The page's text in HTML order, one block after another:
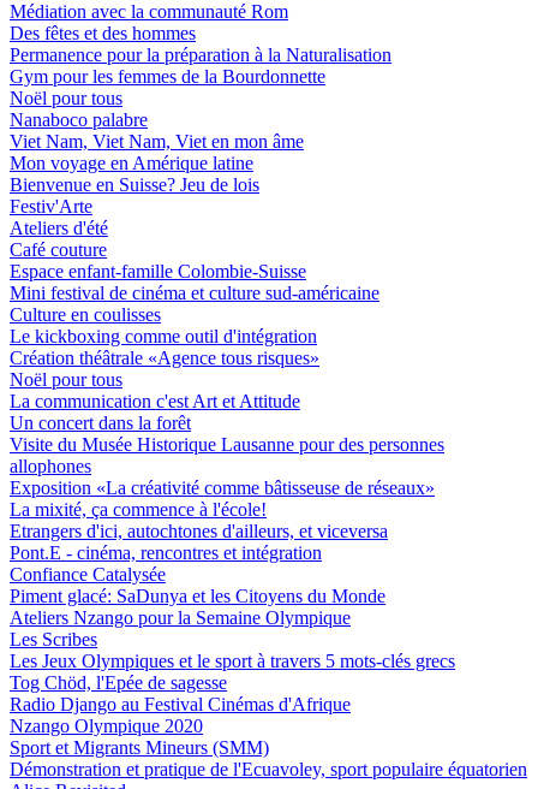
Médiation avec la communauté Rom
Des fêtes et des hommes
Permanence pour la préparation à la Naturalisation
Gym pour les femmes de la Bourdonnette
Noël pour tous
Nanaboco palabre
Viet Nam, Viet Nam, Viet en mon âme
Mon voyage en Amérique latine
Bienvenue en Suisse? Jeu de lois
Festiv'Arte
Ateliers d'été
Café couture
Espace enfant-famille Colombie-Suisse
Mini festival de cinéma et culture sud-américaine
Culture en coulisses
Le kickboxing comme outil d'intégration
Création théâtrale «Agence tous risques»
Noël pour tous
La communication c'est Art et Attitude
Un concert dans la forêt
Visite du Musée Historique Lausanne pour des personnes
allophones
Exposition «La créativité comme bâtisseuse de réseaux»
La mixité, ça commence à l'école!
Etrangers d'ici, autochtones d'ailleurs, et viceversa
Pont.E - cinéma, rencontres et intégration
Confiance Catalysée
Piment glacé: SaDunya et les Citoyens du Monde
Ateliers Nzango pour la Semaine Olympique
Les Scribes
Les Jeux Olympiques et le sport à travers 5 mots-clés grecs
Tog Chöd, l'Epée de sagesse
Radio Django au Festival Cinémas d'Afrique
Nzango Olympique 2020
Sport et Migrants Mineurs (SMM)
Démonstration et pratique de l'Ecuavoley, sport populaire équatorien